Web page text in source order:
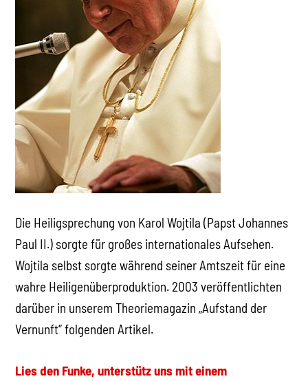
Die Heiligsprechung von Karol Wojtila (Papst Johannes
Paul II.) sorgte für großes internationales Aufsehen.
Wojtila selbst sorgte während seiner Amtszeit für eine
wahre Heiligenüberproduktion. 2003 veröffentlichten
darüber in unserem Theoriemagazin „Aufstand der
Vernunft“ folgenden Artikel.
Lies den Funke, unterstütz uns mit einem